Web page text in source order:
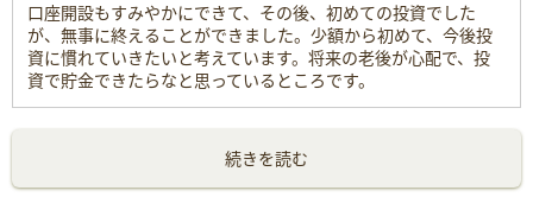
口座開設もすみやかにできて、その後、初めての投資でした
が、無事に終えることができました。少額から初めて、今後投
資に慣れていきたいと考えています。将来の老後が心配で、投
資で貯金できたらなと思っているところです。
続きを読む